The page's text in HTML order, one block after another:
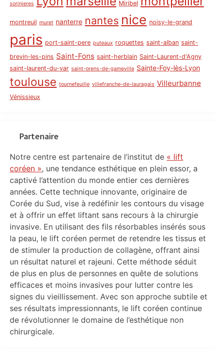
sorinieres Miribel
montreuil muret nanterre nantes nice noisy-le-grand
paris port-saint-pere puteaux roquettes saint-alban saint-
brevin-les-pins Saint-Fons saint-herblain Saint-Laurent-d'Agny
saint-laurent-du-var saint-orens-de-gameville Sainte-Foy-lès-Lyon
toulouse tournefeuille villefranche-de-lauragais Villeurbanne
Vénissieux
Partenaire
Notre centre est partenaire de l’institut de « lift
coréen », une tendance esthétique en plein essor, a
captivé l’attention du monde entier ces dernières
années. Cette technique innovante, originaire de
Corée du Sud, vise à redéfinir les contours du visage
et à offrir un effet liftant sans recours à la chirurgie
invasive. En utilisant des fils résorbables insérés sous
la peau, le lift coréen permet de retendre les tissus et
de stimuler la production de collagène, offrant ainsi
un résultat naturel et rajeuni. Cette méthode séduit
de plus en plus de personnes en quête de solutions
efficaces et moins invasives pour lutter contre les
signes du vieillissement. Avec son approche subtile et
ses résultats impressionnants, le lift coréen continue
de révolutionner le domaine de l’esthétique non
chirurgicale.